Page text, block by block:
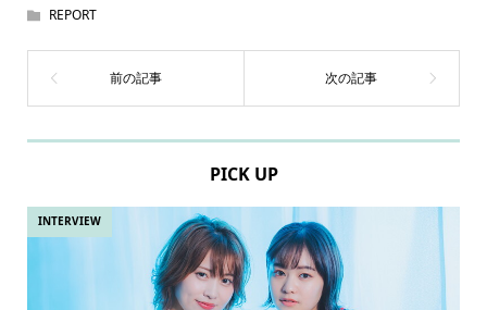
REPORT
PICK UP
INTERVIEW